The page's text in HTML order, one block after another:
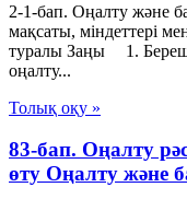
2-1-бап. Оңалту және
мақсаты, міндеттері
туралы Заңы 1.
оңалту...
Толық оқу »
83-бап. Оңалту
өту Оңалту және